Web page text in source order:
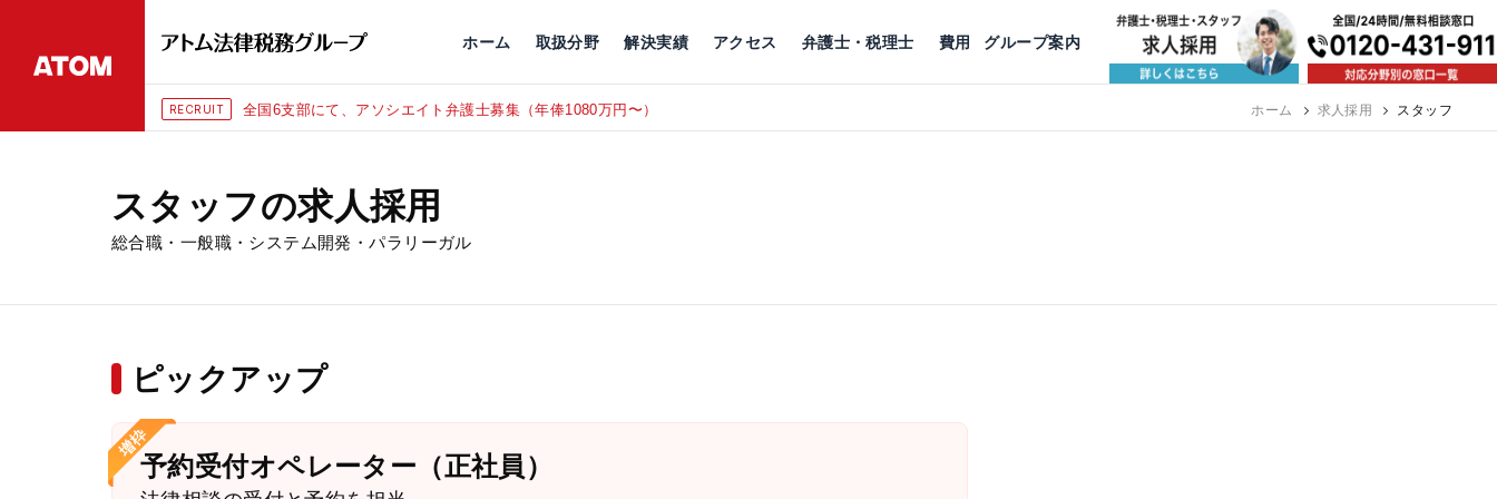
ホーム 取扱分野
公益活動
解決実績 アクセス
京都 神戸 福岡
弁護士・税理士 費用 グループ案内
RECRUIT 全国6支部にて、アソシエイト弁護士募集（年俸1080万円〜） 東京にて、相談予約スタッフ募集（月給38万以上）
スタッフの求人採用
総合職・一般職・システム開発・パラリーガル
ピックアップ
予約受付オペレーター（正社員）
ホーム 求人採用 スタッフ